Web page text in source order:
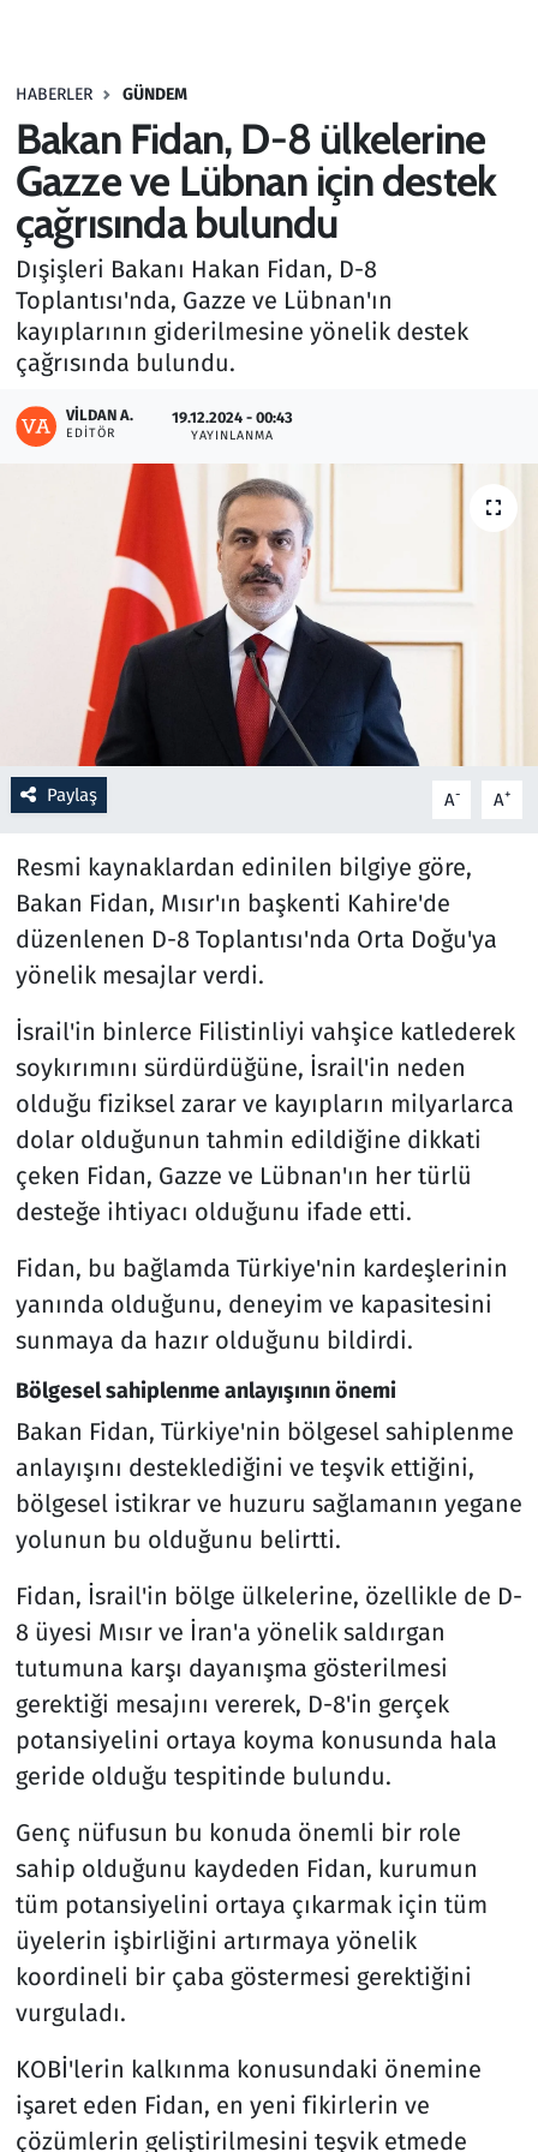
HABERLER GÜNDEM
Bakan Fidan, D-8 ülkelerine
Gazze ve Lübnan için destek
çağrısında bulundu
Dışişleri Bakanı Hakan Fidan, D-8
Toplantısı'nda, Gazze ve Lübnan'ın
kayıplarının giderilmesine yönelik destek
çağrısında bulundu.
VILDAN A.
EDITÖR
19.12.2024 - 00:43
YAYINLANMA
Paylaş A- A+
Resmi kaynaklardan edinilen bilgiye göre,
Bakan Fidan, Mısır'ın başkenti Kahire'de
düzenlenen D-8 Toplantısı'nda Orta Doğu'ya
yönelik mesajlar verdi.
İsrail'in binlerce Filistinliyi vahşice katlederek
soykırımını sürdürdüğüne, İsrail'in neden
olduğu fiziksel zarar ve kayıpların milyarlarca
dolar olduğunun tahmin edildiğine dikkati
çeken Fidan, Gazze ve Lübnan'ın her türlü
desteğe ihtiyacı olduğunu ifade etti.
Fidan, bu bağlamda Türkiye'nin kardeşlerinin
yanında olduğunu, deneyim ve kapasitesini
sunmaya da hazır olduğunu bildirdi.
Bölgesel sahiplenme anlayışının önemi
Bakan Fidan, Türkiye'nin bölgesel sahiplenme
anlayışını desteklediğini ve teşvik ettiğini,
bölgesel istikrar ve huzuru sağlamanın yegane
yolunun bu olduğunu belirtti.
Fidan, İsrail'in bölge ülkelerine, özellikle de D-
8 üyesi Mısır ve İran'a yönelik saldırgan
tutumuna karşı dayanışma gösterilmesi
gerektiği mesajını vererek, D-8'in gerçek
potansiyelini ortaya koyma konusunda hala
geride olduğu tespitinde bulundu.
Genç nüfusun bu konuda önemli bir role
sahip olduğunu kaydeden Fidan, kurumun
tüm potansiyelini ortaya çıkarmak için tüm
üyelerin işbirliğini artırmaya yönelik
koordineli bir çaba göstermesi gerektiğini
vurguladı.
KOBİ'lerin kalkınma konusundaki önemine
işaret eden Fidan, en yeni fikirlerin ve
çözümlerin geliştirilmesini teşvik etmede
Haber
Kültür Sanat
Kurumsal Haberler
Lezzet Durağı
Memur ve Kamu
Otomobil
Ramazan
Resmi İlanlar
Rüya Tabirleri
Sağlık
Savunma Sanayi
Spor
Teknoloji ve Bilim
Televizyon